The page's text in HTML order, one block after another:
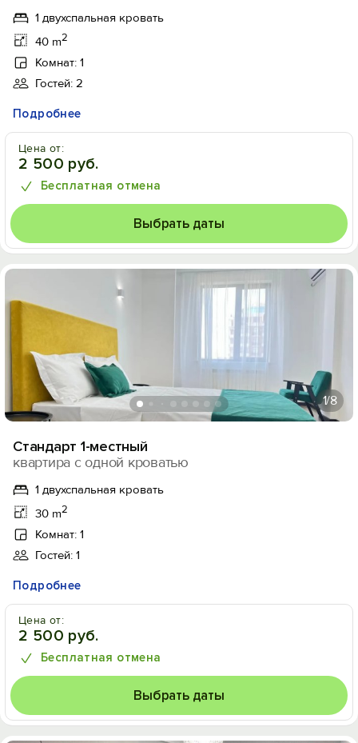
1 двухспальная кровать
40 m2
Комнат: 1
Гостей: 2
Подробнее
Цена от:
2 500 руб.
Бесплатная отмена
Выбрать даты
1/8
Стандарт 1-местный
квартира с одной кроватью
1 двухспальная кровать
30 m2
Комнат: 1
Гостей: 1
Подробнее
Цена от:
2 500 руб.
Бесплатная отмена
Выбрать даты